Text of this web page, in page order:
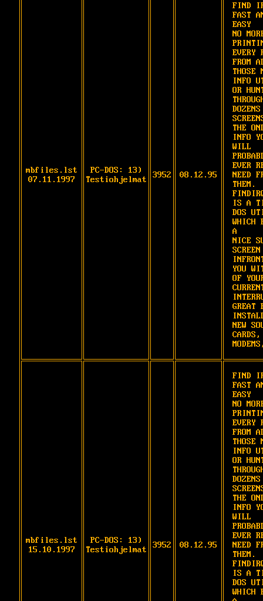
mbfiles.lst
07.11.1997
PC-DOS: 13)
Testiohjelmat
3952 08.12.95
FIND
FAST
EASY
NO
EVERY
FROM
THOSE
INFO
OR
THE
INFO
WILL
EVER
NEED
THEM.
IS A
DOS
WHICH
A
NICE
SCREEN
YOU
OF
GREAT
NEW
CARDS,
mbfiles.lst
15.10.1997
PC-DOS: 13)
Testiohjelmat
3952 08.12.95
FIND
FAST
EASY
NO
EVERY
FROM
THOSE
INFO
OR
THE
INFO
WILL
EVER
NEED
THEM.
IS A
DOS
WHICH